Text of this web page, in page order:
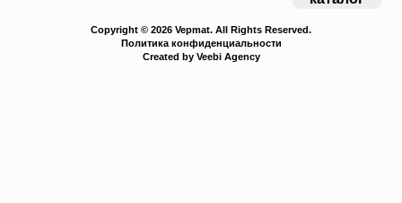
Copyright © 2026 Vepmat. All Rights Reserved.
Политика конфиденциальности
Created by Veebi Agency